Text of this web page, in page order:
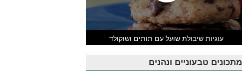
עוגיות שיבולת שועל עם תותים ושוקולד
מתכונים טבעוניים ונהנים